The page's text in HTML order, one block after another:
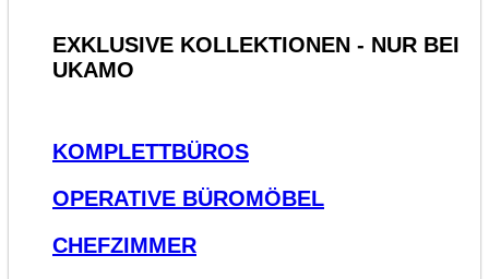
EXKLUSIVE KOLLEKTIONEN - NUR BEI
UKAMO
KOMPLETTBÜROS
OPERATIVE BÜROMÖBEL
CHEFZIMMER